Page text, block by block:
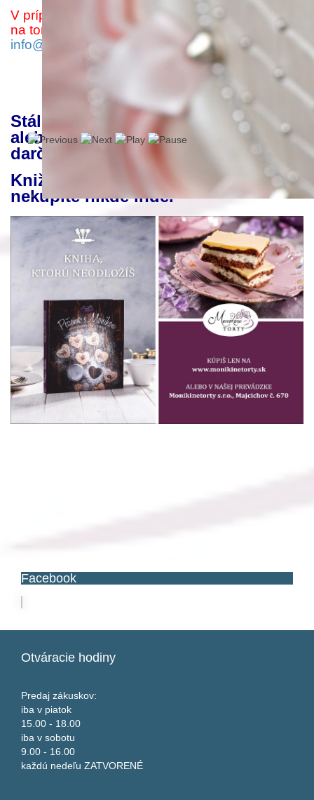
V prípade, ak budete mať záujem o objednávky
na torty a zákusky, kontaktujte nás mailom na:
info@monikinetorty.sk
Stále si môžete objednať pre seba
alebo svojich blízkych skvelý
darček
Knižku „Pečieme s Monikou“
nekúpite nikde inde.
Facebook
Otváracie hodiny
Predaj zákuskov:
iba v piatok
15.00 - 18.00
iba v sobotu
9.00 - 16.00
každú nedeľu ZATVORENÉ